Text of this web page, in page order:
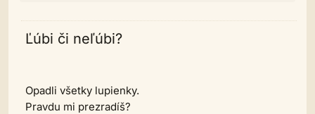
Ľúbi či neľúbi?
Opadli všetky lupienky.
Pravdu mi prezradíš?